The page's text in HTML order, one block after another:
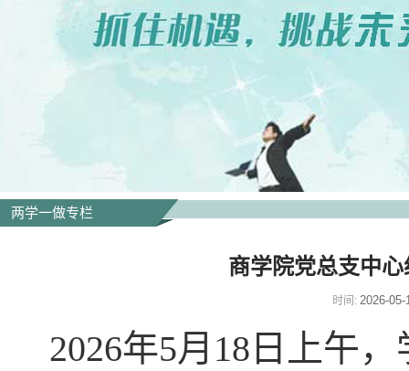
两学一做专栏
商学院党总支中
时间: 2026-05-
2026年5月 18 日 上午，